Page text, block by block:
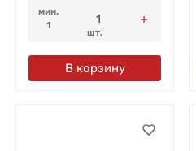
мин.
1
шт.
В корзину